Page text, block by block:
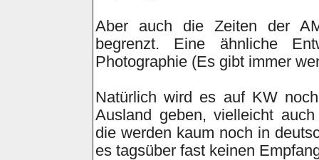
Aber auch die Zeiten der
begrenzt. Eine ähnliche
Photographie (Es gibt immer
Natürlich wird es auf KW
Ausland geben, vielleicht
die werden kaum noch in
es tagsüber fast keinen